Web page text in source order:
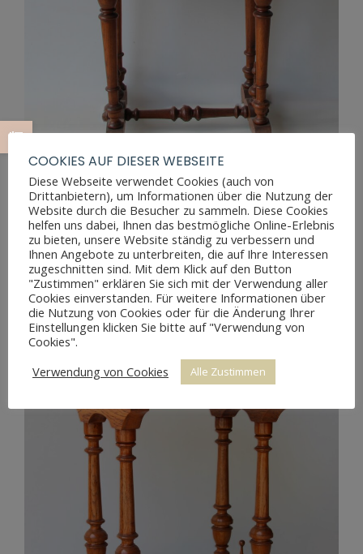
GRÜNDERZEIT NÄHTISCH AUS EICHE
COOKIES AUF DIESER WEBSEITE
Diese Webseite verwendet Cookies (auch von
Drittanbietern), um Informationen über die Nutzung der
Website durch die Besucher zu sammeln. Diese Cookies
helfen uns dabei, Ihnen das bestmögliche Online-Erlebnis
zu bieten, unsere Website ständig zu verbessern und
Ihnen Angebote zu unterbreiten, die auf Ihre Interessen
zugeschnitten sind. Mit dem Klick auf den Button
"Zustimmen" erklären Sie sich mit der Verwendung aller
Cookies einverstanden. Für weitere Informationen über
die Nutzung von Cookies oder für die Änderung Ihrer
Einstellungen klicken Sie bitte auf "Verwendung von
Cookies".
Verwendung von Cookies
Alle Zustimmen